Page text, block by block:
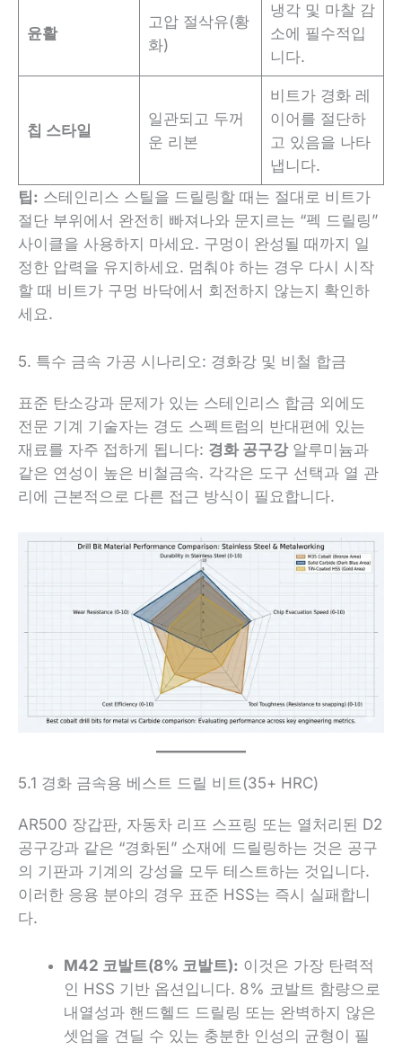
윤활
고압 절삭유(황
화)
냉각 및 마찰 감
소에 필수적입
니다.
칩 스타일
일관되고 두꺼
운 리본
비트가 경화 레
이어를 절단하
고 있음을 나타
냅니다.
팁: 스테인리스 스틸을 드릴링할 때는 절대로 비트가
절단 부위에서 완전히 빠져나와 문지르는 “펙 드릴링”
사이클을 사용하지 마세요. 구멍이 완성될 때까지 일
정한 압력을 유지하세요. 멈춰야 하는 경우 다시 시작
할 때 비트가 구멍 바닥에서 회전하지 않는지 확인하
세요.
5. 특수 금속 가공 시나리오: 경화강 및 비철 합금
표준 탄소강과 문제가 있는 스테인리스 합금 외에도
전문 기계 기술자는 경도 스펙트럼의 반대편에 있는
재료를 자주 접하게 됩니다: 경화 공구강알루미늄과
같은 연성이 높은 비철금속. 각각은 도구 선택과 열 관
리에 근본적으로 다른 접근 방식이 필요합니다.
5.1 경화 금속용 베스트 드릴 비트(35+ HRC)
AR500 장갑판, 자동차 리프 스프링 또는 열처리된 D2
공구강과 같은 “경화된” 소재에 드릴링하는 것은 공구
의 기판과 기계의 강성을 모두 테스트하는 것입니다.
이러한 응용 분야의 경우 표준 HSS는 즉시 실패합니
다.
M42 코발트(8% 코발트): 이것은 가장 탄력적
인 HSS 기반 옵션입니다. 8% 코발트 함량으로
내열성과 핸드헬드 드릴링 또는 완벽하지 않은
셋업을 견딜 수 있는 충분한 인성의 균형이 필